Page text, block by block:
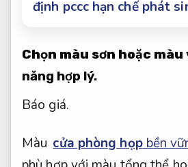
định pccc hạn chế phát
Chọn màu sơn hoặc màu
năng hợp lý.
Báo giá.
Màu cửa phòng họpbền